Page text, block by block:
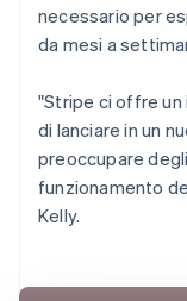
necessario per
da mesi a
"Stripe ci offre
di lanciare in un
preoccupare
funzionamento
Kelly.